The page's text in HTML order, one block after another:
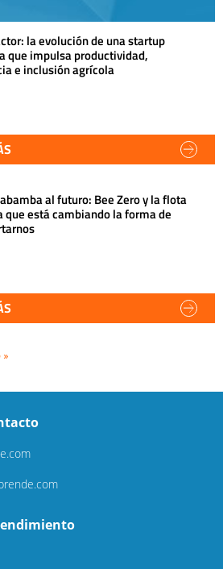
la evolución de una startup
que impulsa productividad,
e inclusión agrícola
al futuro: Bee Zero y la flota
que está cambiando la forma de
»